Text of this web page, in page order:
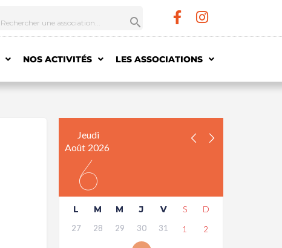
NOS ACTIVITÉS LES ASSOCIATIONS
Jeudi
Août 2026
6
L M M J V S D
27 28 29 30 31 1 2